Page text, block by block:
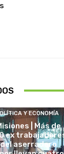
Y ECONOMÍA
| Más de
ex
del aserradero